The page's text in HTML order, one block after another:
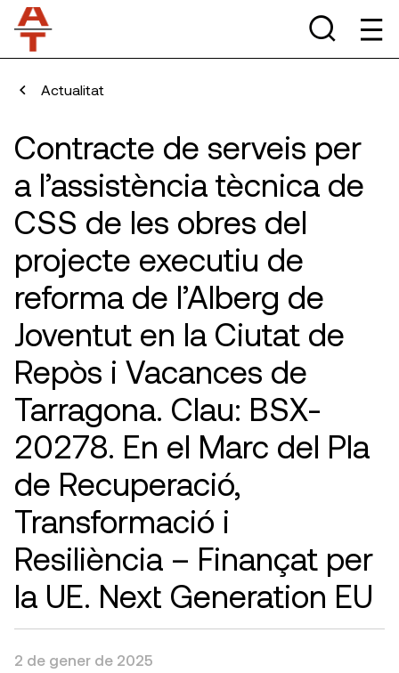
Actualitat
Contracte de serveis per
a l’assistència tècnica de
CSS de les obres del
projecte executiu de
reforma de l’Alberg de
Joventut en la Ciutat de
Repòs i Vacances de
Tarragona. Clau: BSX-
20278. En el Marc del Pla
de Recuperació,
Transformació i
Resiliència – Finançat per
la UE. Next Generation EU
2 de gener de 2025